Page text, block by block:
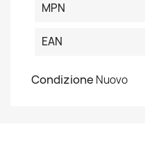
MPN
EAN
Condizione Nuovo